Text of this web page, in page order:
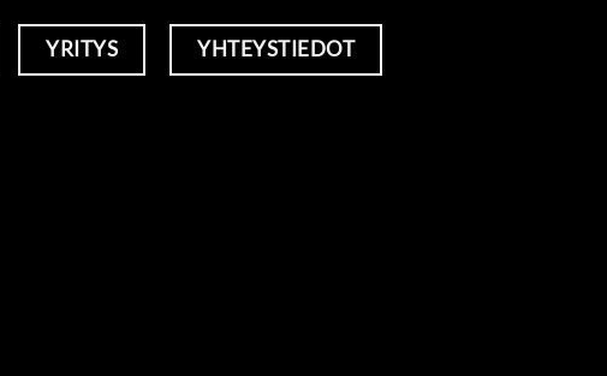
YRITYS YHTEYSTIEDOT